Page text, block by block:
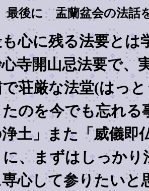
最後に 盂蘭盆会の法話
心に残る法要とは
寺開山忌法要で、
荘厳な法堂(はっ
のを今でも忘れる
浄土」また「威儀即
、まずはしっかり
心して参りたいと